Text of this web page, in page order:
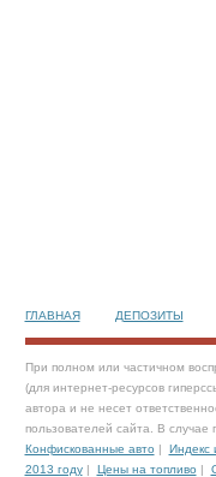
ГЛАВНАЯ ДЕПОЗИТЫ
При полном или частичном
(для интернет-ресурсов
автора и не несет
пользователей сайта. В случае
Конфискованные авто | Индекс
2013 году| Цены на топливо |